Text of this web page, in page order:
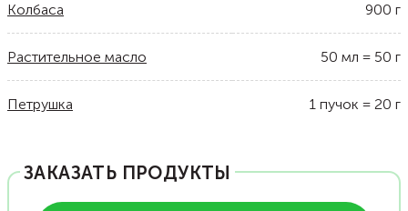
Колбаса 900 г
Растительное масло 50 мл = 50 г
Петрушка 1 пучок = 20 г
ЗАКАЗАТЬ ПРОДУКТЫ